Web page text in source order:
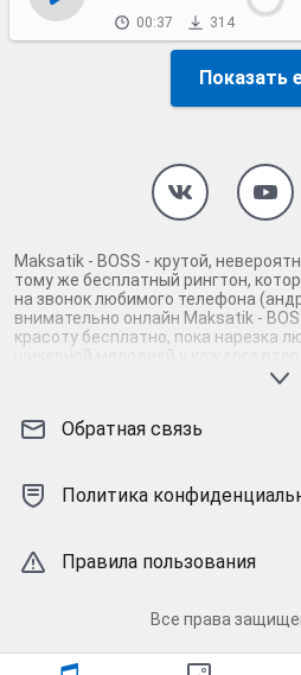
00:37 314
Показать
Maksatik - BOSS - крутой,
тому же бесплатный рингтон,
на звонок любимого телефона
внимательно онлайн Maksatik -
красоту бесплатно, пока нарезка
шикарной мелодией у каждого
первым, кто скачает бесплатно
mp3 песни на звонок телефона,
музыки сложно будет пропустить
mp3 и m4r композиции и звуки на
Обратная связь
Политика
Правила пользования
Все права